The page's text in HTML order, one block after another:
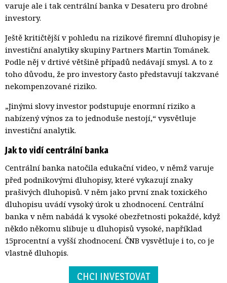
varuje ale i tak centrální banka v Desateru pro drobné
investory.
Ještě kritičtější v pohledu na rizikové firemní dluhopisy je
investiční analytiky skupiny Partners Martin Tománek.
Podle něj v drtivé většině případů nedávají smysl. A to z
toho důvodu, že pro investory často představují takzvané
nekompenzované riziko.
„Jinými slovy investor podstupuje enormní riziko a
nabízený výnos za to jednoduše nestojí,“ vysvětluje
investiční analytik.
Jak to vidí centrální banka
Centrální banka natočila edukační video, v němž varuje
před podnikovými dluhopisy, které vykazují znaky
prašivých dluhopisů. V něm jako první znak toxického
dluhopisu uvádí vysoký úrok u zhodnocení. Centrální
banka v něm nabádá k vysoké obezřetnosti pokaždé, když
někdo někomu slibuje u dluhopisů vysoké, například
15procentní a vyšší zhodnocení. ČNB vysvětluje i to, co je
vlastně dluhopis.
CHCI INVESTOVAT